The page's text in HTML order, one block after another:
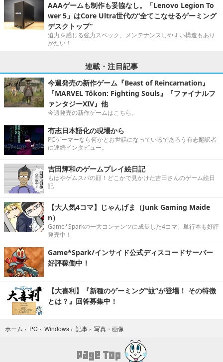
AAAゲームも制作も妥協なし。「Lenovo Legion To
wer 5」はCore Ultra世代の“全てこなせるゲーミング
デスクトップ”
迫力を感じる強力スペック。メンテナンスしやすい構造もあり
がたい！
連載・注目記事
今週発売の新作ゲーム『Beast of Reincarnation』
『MARVEL Tōkon: Fighting Souls』『ファイナルフ
ァンタジーXIV』他
今週発売の新作ゲームはこちら。
有志日本語化の現場から
PCゲーマーなら何かとお世話になっているであろう有志翻訳者
に連続インタビュー。
吉田輝和のゲームプレイ絵日記
もはやゲムスパの顔！どこかで見かけた吉田さんのゲーム絵日
記
【大人気4コマ】じゃんげま（Junk Gaming Maide
n）
Game*Sparkの一大コンテンツに成長した4コマ。単行本も好評
発売中！
Game*Spark/インサイド公式ディスコードサーバー
好評稼働中！
【大喜利】『新種のゲーミング“蚊”が登場！ その特徴
とは？』回答募集中！
ホーム › PC › Windows › 記事 › 写真・画像